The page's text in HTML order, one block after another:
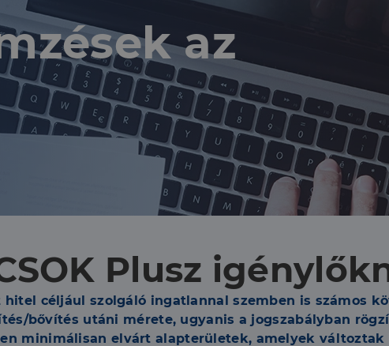
az
Plusz
céljául szolgáló ingatlannal szemben is számos
bővítés utáni mérete, ugyanis a jogszabályban
minimálisan elvárt alapterületek, amelyek változtak